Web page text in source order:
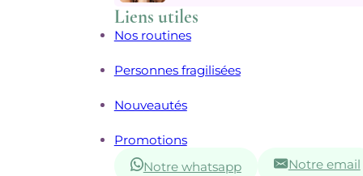
Liens utiles
Nos routines
Personnes fragilisées
Nouveautés
Promotions
Notre whatsapp
Notre email